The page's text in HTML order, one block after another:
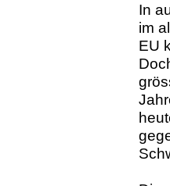
In
im
EU